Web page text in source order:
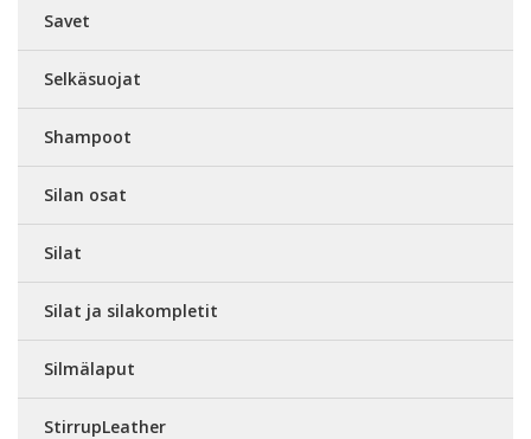
Savet
Selkäsuojat
Shampoot
Silan osat
Silat
Silat ja silakompletit
Silmälaput
StirrupLeather